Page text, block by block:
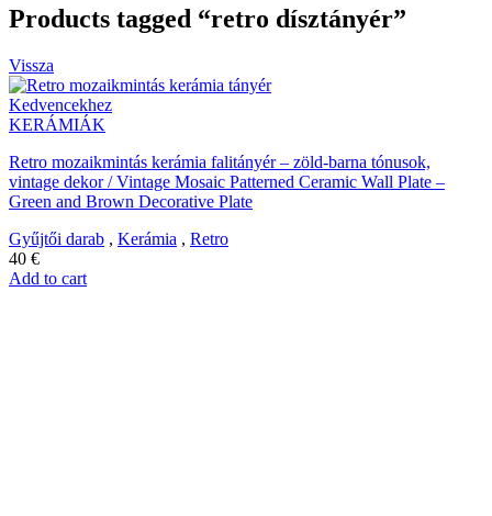
Products tagged “retro dísztányér”
Vissza
Kedvencekhez
KERÁMIÁK
Retro mozaikmintás kerámia falitányér – zöld-barna tónusok,
vintage dekor / Vintage Mosaic Patterned Ceramic Wall Plate –
Green and Brown Decorative Plate
Gyűjtői darab , Kerámia , Retro
40 €
Add to cart